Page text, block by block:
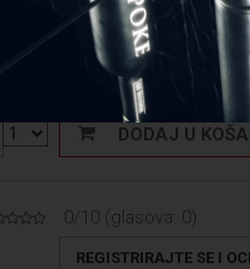
DODAJ U
0/10 (glasova: 0)
REGISTRIRAJTE SE I